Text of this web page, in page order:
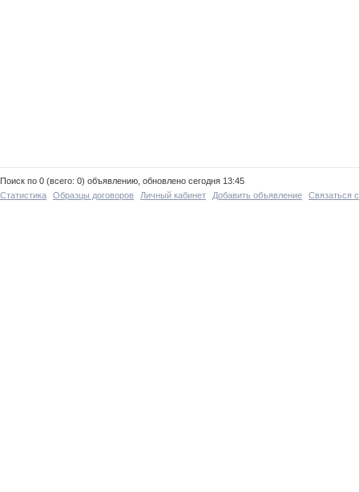
Поиск по 0 (всего: 0) объявлению, обновлено сегодня 13:45
Статистика
Образцы договоров Личный кабинет Добавить объявление Связаться